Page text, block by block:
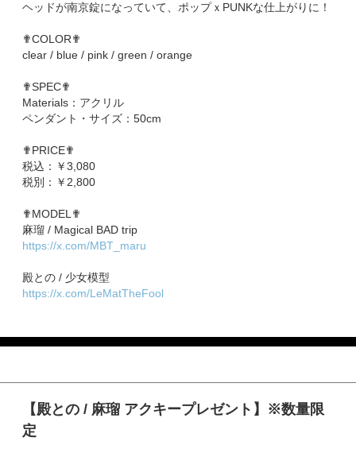
ヘッドが南京錠になっていて、ポップｘPUNKな仕上がりに！
✟COLOR✟
clear / blue / pink / green / orange
✟SPEC✟
Materials：アクリル
ペンダント・サイズ：50cm
✟PRICE✟
税込：￥3,080
税別：￥2,800
✟MODEL✟
麻瑠 / Magical BAD trip
https://x.com/MBT_maru
​​殿との / 少女模型
https://x.com/LeMatTheFool
【殿との / 麻瑠 アクキープレゼント】※数量限
定